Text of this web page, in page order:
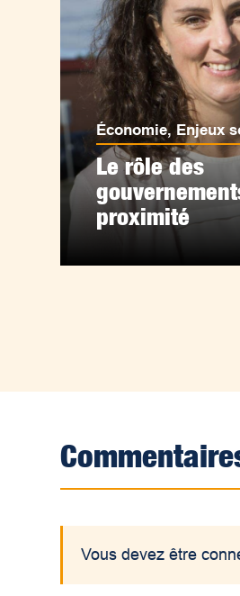
Économie, Enjeux
Le rôle des
proximité
Vous devez être